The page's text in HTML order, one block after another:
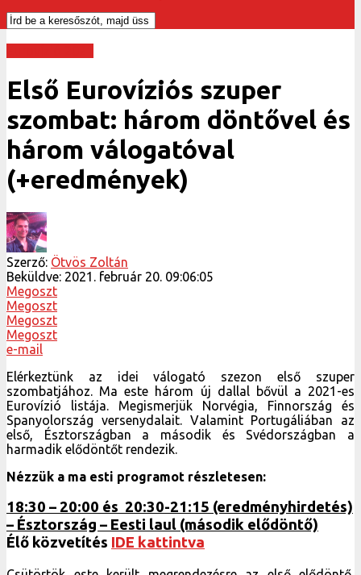
Első Eurovíziós szuper
szombat: három döntővel és
három válogatóval
(+eredmények)
Szerző: Ötvös Zoltán
Beküldve: 2021. február 20. 09:06:05
Megoszt
Megoszt
Megoszt
Megoszt
e-mail
Elérkeztünk az idei válogató szezon első szuper
szombatjához. Ma este három új dallal bővül a 2021-es
Eurovízió listája. Megismerjük Norvégia, Finnország és
Spanyolország versenydalait. Valamint Portugáliában az
első, Észtországban a második és Svédországban a
harmadik elődöntőt rendezik.
Nézzük a ma esti programot részletesen:
18:30 – 20:00 és 20:30-21:15 (eredményhirdetés)
– Észtország – Eesti laul (második elődöntő)
Élő közvetítés IDE kattintva